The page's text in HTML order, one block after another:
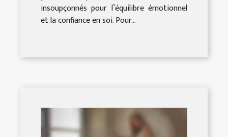
insoupçonnés pour l’équilibre émotionnel
et la confiance en soi. Pour...